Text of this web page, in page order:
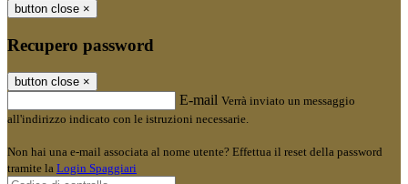
button close ×
Recupero password
button close ×
E-mail Verrà inviato un messaggio
all'indirizzo indicato con le istruzioni necessarie.
Non hai una e-mail associata al nome utente? Effettua il reset della password
tramite la Login Spaggiari